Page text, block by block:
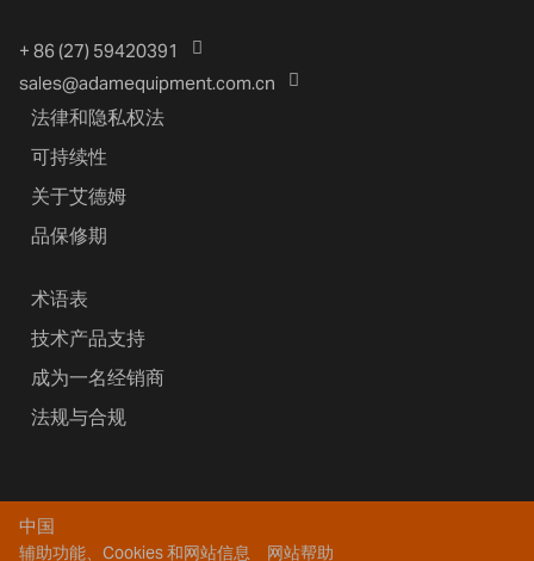
+ 86 (27) 59420391
sales@adamequipment.com.cn
法律和隐私权法
可持续性
关于艾德姆
品保修期
术语表
技术产品支持
成为一名经销商
法规与合规
中国
辅助功能、Cookies 和网站信息 网站帮助